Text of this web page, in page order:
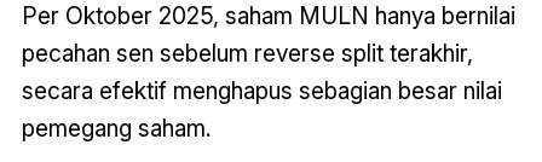
Per Oktober 2025, saham MULN hanya bernilai
pecahan sen sebelum reverse split terakhir,
secara efektif menghapus sebagian besar nilai
pemegang saham.